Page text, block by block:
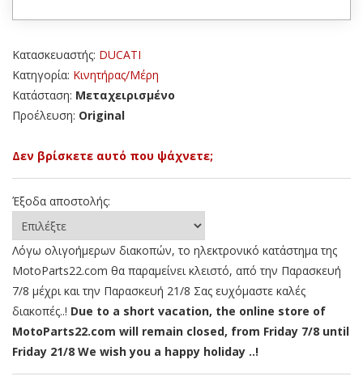
Κατασκευαστής: DUCATI
Κατηγορία: Κινητήρας/Μέρη
Κατάσταση: Μεταχειρισμένο
Προέλευση: Original
Δεν βρίσκετε αυτό που ψάχνετε;
Έξοδα αποστολής:
Λόγω ολιγοήμερων διακοπών, το ηλεκτρονικό κατάστημα της
MotoParts22.com θα παραμείνει κλειστό, από την Παρασκευή
7/8 μέχρι και την Παρασκευή 21/8 Σας ευχόμαστε καλές
διακοπές..! Due to a short vacation, the online store of
MotoParts22.com will remain closed, from Friday 7/8 until
Friday 21/8 We wish you a happy holiday ..!